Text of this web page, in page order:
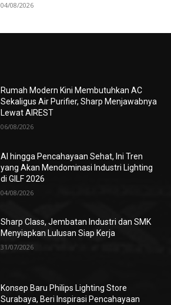
04/08/2026
Rumah Modern Kini Membutuhkan AC
Sekaligus Air Purifier, Sharp Menjawabnya
Lewat AIREST
06/08/2026
AI hingga Pencahayaan Sehat, Ini Tren
yang Akan Mendominasi Industri Lighting
di GILF 2026
04/08/2026
Sharp Class, Jembatan Industri dan SMK
Menyiapkan Lulusan Siap Kerja
31/07/2026
Konsep Baru Philips Lighting Store
Surabaya, Beri Inspirasi Pencahayaan